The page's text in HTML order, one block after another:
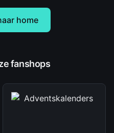
home
fanshops